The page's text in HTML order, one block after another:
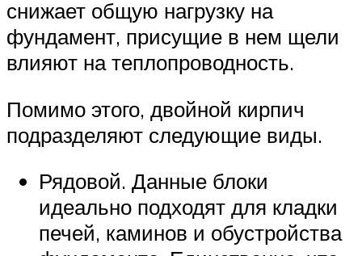
снижает общую нагрузку на
фундамент, присущие в нем щели
влияют на теплопроводность.
Помимо этого, двойной кирпич
подразделяют следующие виды.
Рядовой. Данные блоки
идеально подходят для кладки
печей, каминов и обустройства